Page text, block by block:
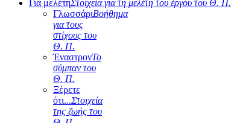
Για μελέτηΣτοιχεία για τη μελέτη του έργου του Θ. Π.
ΓλωσσάριΒοήθημα
για τους
στίχους του
Θ. Π.
ΈναστρονΤο
σύμπαν του
Θ. Π.
Ξέρετε
ότι...Στοιχεία
της ζωής του